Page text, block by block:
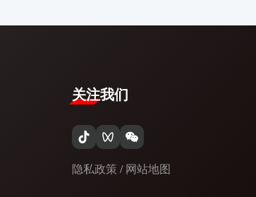
关注我们
隐私政策 / 网站地图